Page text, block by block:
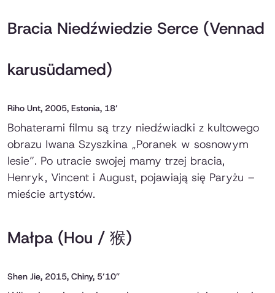
Bracia Niedźwiedzie Serce (Vennad
karusüdamed)
Riho Unt, 2005, Estonia, 18’
Bohaterami filmu są trzy niedźwiadki z kultowego
obrazu Iwana Szyszkina „Poranek w sosnowym
lesie”. Po utracie swojej mamy trzej bracia,
Henryk, Vincent i August, pojawiają się Paryżu –
mieście artystów.
Małpa (Hou / 猴)
Shen Jie, 2015, Chiny, 5’10”